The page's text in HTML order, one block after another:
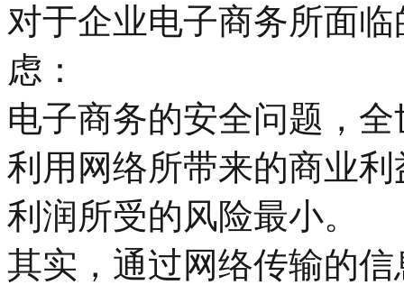
对于企业电子商务所面
虑：
电子商务的安全问题，
利用网络所带来的商业
利润所受的风险最小。
其实，通过网络传输的